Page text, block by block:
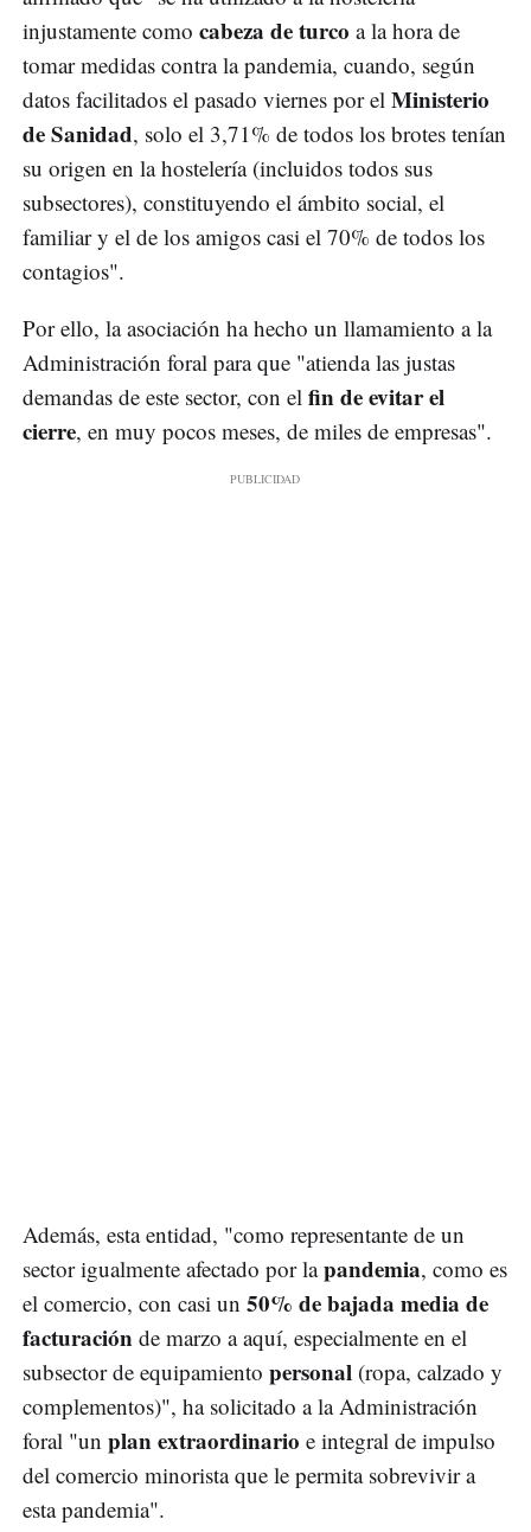
injustamente como cabeza de turco a la hora de
tomar medidas contra la pandemia, cuando, según
datos facilitados el pasado viernes por el Ministerio
de Sanidad, solo el 3,71% de todos los brotes tenían
su origen en la hostelería (incluidos todos sus
subsectores), constituyendo el ámbito social, el
familiar y el de los amigos casi el 70% de todos los
contagios".
Por ello, la asociación ha hecho un llamamiento a la
Administración foral para que "atienda las justas
demandas de este sector, con el fin de evitar el
cierre, en muy pocos meses, de miles de empresas".
Además, esta entidad, "como representante de un
sector igualmente afectado por lapandemia, como es
el comercio, con casi un 50% de bajada media de
facturación de marzo a aquí, especialmente en el
subsector de equipamiento personal (ropa, calzado y
complementos)", ha solicitado a la Administración
foral "un plan extraordinario e integral de impulso
del comercio minorista que le permita sobrevivir a
esta pandemia".